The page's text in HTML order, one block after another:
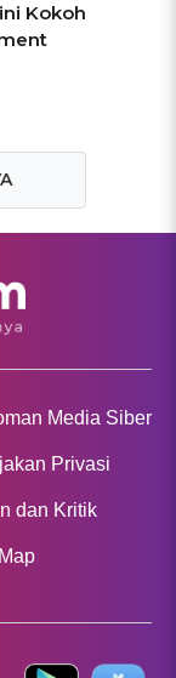
Kokoh
Media Siber
Privasi
dan Kritik